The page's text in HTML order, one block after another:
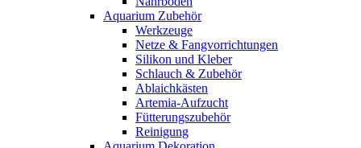
Aquarium Zubehör
Werkzeuge
Netze & Fangvorrichtungen
Silikon und Kleber
Schlauch & Zubehör
Ablaichkästen
Artemia-Aufzucht
Fütterungszubehör
Reinigung